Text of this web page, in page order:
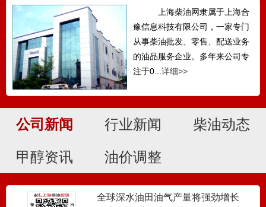
上海柴油网隶属于上海合
豫信息科技有限公司，一家专门
从事柴油批发、零售、配送业务
的油品服务企业。多年来公司专
注于0... 详细>>
公司新闻 行业新闻 柴油动态
甲醇资讯 油价调整
全球深水油田油气产量将强劲增长